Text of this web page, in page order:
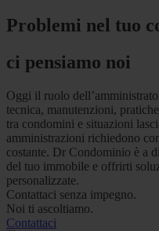
Problemi nel tuo
ci pensiamo noi
Oggi il ruolo
tecnica, manutenzioni,
tra condomini e situazioni
amministrazioni richiedono
costante. Dr Condominio è a
del tuo immobile e offrirti
personalizzate.
Contattaci senza impegno.
Noi ti ascoltiamo.
Contattaci